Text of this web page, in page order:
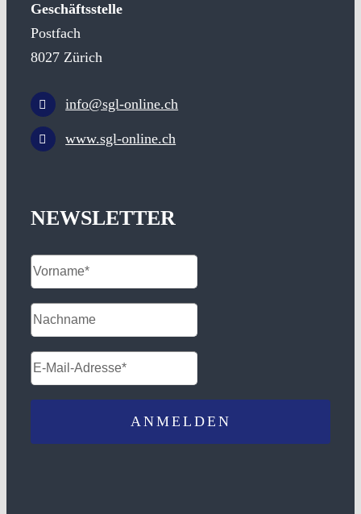
Geschäftsstelle
Postfach
8027 Zürich
info@sgl-online.ch
www.sgl-online.ch
NEWSLETTER